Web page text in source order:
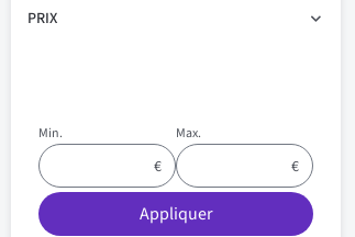
PRIX
Min. Max.
Appliquer